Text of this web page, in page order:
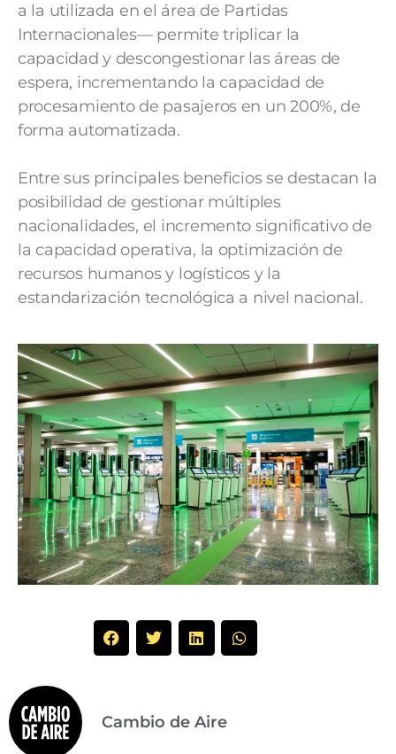
a la utilizada en el área de Partidas
Internacionales— permite triplicar la
capacidad y descongestionar las áreas de
espera, incrementando la capacidad de
procesamiento de pasajeros en un 200%, de
forma automatizada.
Entre sus principales beneficios se destacan la
posibilidad de gestionar múltiples
nacionalidades, el incremento significativo de
la capacidad operativa, la optimización de
recursos humanos y logísticos y la
estandarización tecnológica a nivel nacional.
Cambio de Aire